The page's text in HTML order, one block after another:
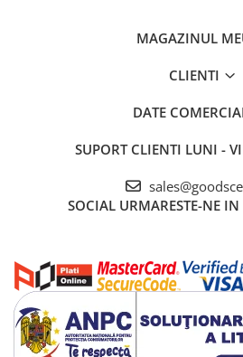
MAGAZINUL
CLIENTI
DATE
SUPORT CLIENTI LUNI -
SOCIAL URMARESTE-NE